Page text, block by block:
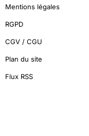
Mentions légales
RGPD
CGV / CGU
Plan du site
Flux RSS